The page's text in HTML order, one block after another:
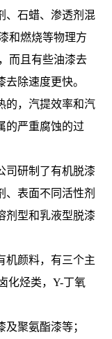
、石蜡、渗透剂混
和燃烧等物理方
而且有些油漆去
除速度更快。
的，汽提效率和汽
的严重腐蚀的过
司研制了有机脱漆
、表面不同活性剂
剂型和乳液型脱漆
机颜料，有三个主
化烃类，Y-丁氧
聚氨酯漆等；